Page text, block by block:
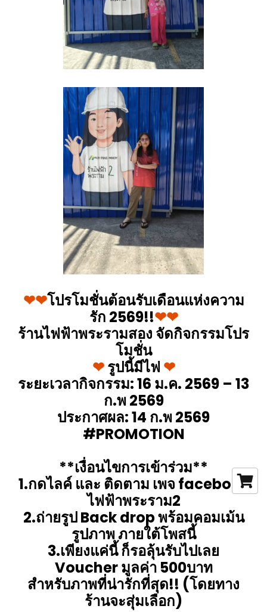
❤❤โปรโมชั่นต้อนรับเดือนแห่งความ
รัก 2569!!❤❤
ร้านไฟฟ้าพระรามสอง จัดกิจกรรมโปร
โมชั่น
❤รูปนี้มีไฟ ❤
ระยะเวลากิจกรรม: 16 ม.ค. 2569 – 13
ก.พ 2569
ประกาศผล: 14 ก.พ 2569
#PROMOTION
**เงื่อนไขการเข้าร่วม**
1.กดไลค์ และ ติดตาม เพจ facebook
ไฟฟ้าพระราม2
2.ถ่ายรูป Back drop พร้อมคอมเม้น
รูปภาพ ภายใต้โพสนี้
3.เพียงแค่นี้ ก็รอลุ้นรับไปเลย
Voucher มูลค่า 500บาท
สำหรับภาพที่น่ารักที่สุด!! (โดยทาง
ร้านจะสุ่มเลือก)